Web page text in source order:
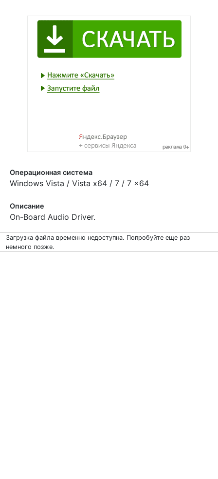
Операционная система
Windows Vista / Vista x64 / 7 / 7 x64
Описание
On-Board Audio Driver.
Загрузка файла временно недоступна. Попробуйте еще раз
немного позже.